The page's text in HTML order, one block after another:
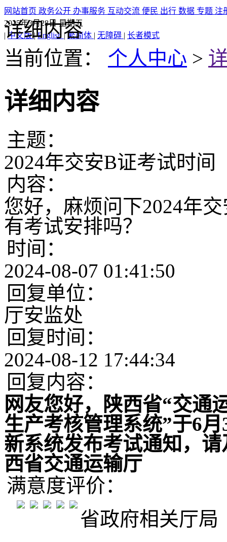
网站首页 政务公开 办事服务 互动交流 便民 出行 数据 专题 注
2025年3月28日 星期五
|中文版|English |繁简体 | 无障碍 | 长者模式
详细内容
当前位置： 个人中心 >
详细内容
主题：
2024年交安B证考试时间
内容：
您好，麻烦问下2024年
有考试安排吗？
时间：
2024-08-07 01:41:50
回复单位：
厅安监处
回复时间：
2024-08-12 17:44:34
回复内容：
网友您好，陕西省“交通
生产考核管理系统”于6
新系统发布考试通知，
西省交通运输厅
满意度评价：
省政府相关厅局